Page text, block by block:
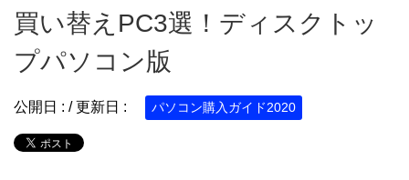
買い替えPC3選！ディスクトッ
プパソコン版
公開日 : / 更新日 : パソコン購入ガイド2020